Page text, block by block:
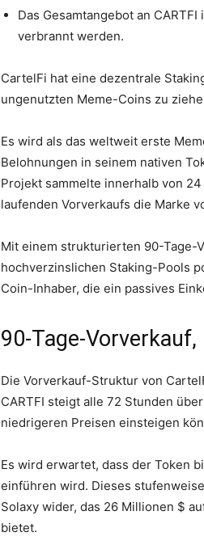
Das Gesamtangebot an
verbrannt werden.
CartelFi hat eine dezentrale
ungenutzten Meme-Coins zu
Es wird als das weltweit erste
Belohnungen in seinem nativen
Projekt sammelte innerhalb von
laufenden Vorverkaufs die Marke
Mit einem strukturierten 90-Tage-
hochverzinslichen Staking-Pools
Coin-Inhaber, die ein passives
90-Tage-
Die Vorverkauf-Struktur von
CARTFI steigt alle 72 Stunden
niedrigeren Preisen einsteigen
Es wird erwartet, dass der Token
einführen wird. Dieses
Solaxy wider, das 26 Millionen $
bietet.